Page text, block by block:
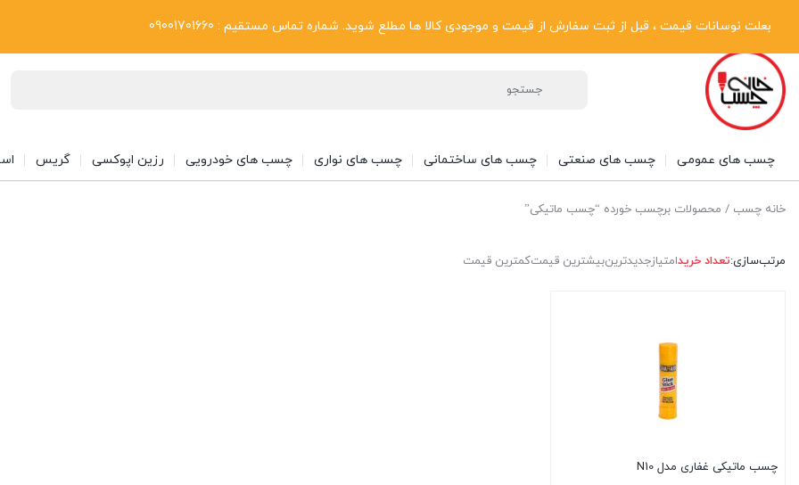
بعلت نوسانات قیمت ، قبل از ثبت سفارش از قیمت و موجودی کالا ها مطلع شوید. شماره تماس مستقیم : 09001701660
پیگیری سفارشات دریافت فاکتور رسمی تماس با ما درباره ما بلاگ
چسب های عمومی چسب های صنعتی چسب های ساختمانی چسب های نواری چسب های خودرویی رزین اپوکسی گریس
خانه چسب / محصولات برچسب خورده “چسب ماتیکی”
مرتب‌سازی:تعداد خریدامتیازجدیدترینبیشترین قیمتکمترین قیمت
چسب ماتیکی غفاری مدل N10